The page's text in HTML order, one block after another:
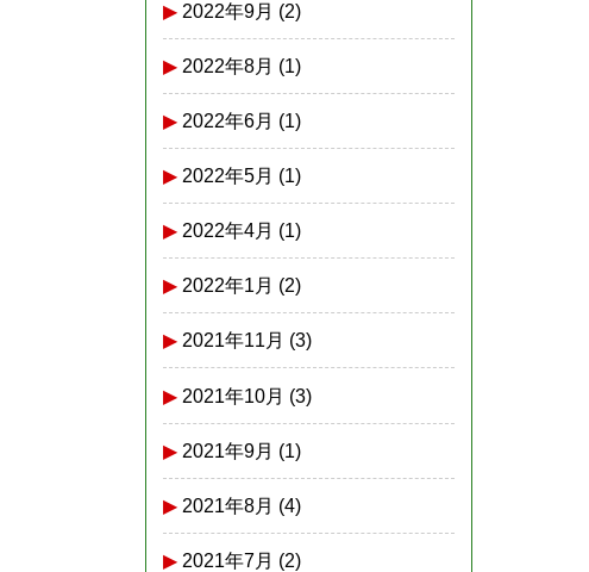
2022年9月 (2)
2022年8月 (1)
2022年6月 (1)
2022年5月 (1)
2022年4月 (1)
2022年1月 (2)
2021年11月 (3)
2021年10月 (3)
2021年9月 (1)
2021年8月 (4)
2021年7月 (2)